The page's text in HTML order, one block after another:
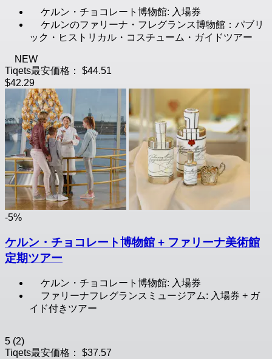
ケルン・チョコレート博物館: 入場券
ケルンのファリーナ・フレグランス博物館：パブリ
ック・ヒストリカル・コスチューム・ガイドツアー
NEW
Tiqets最安価格：
$44.51
$42.29
-5%
ケルン・チョコレート博物館 + ファリーナ美術館
定期ツアー
ケルン・チョコレート博物館: 入場券
ファリーナフレグランスミュージアム: 入場券 + ガ
イド付きツアー
5 (2)
Tiqets最安価格：
$37.57